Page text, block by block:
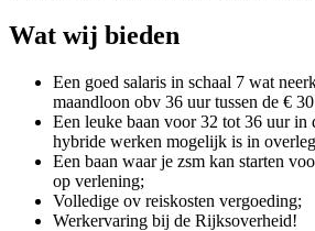
Wat wij bieden
Een goed salaris in schaal 7 wat
maandloon obv 36 uur tussen de €
Een leuke baan voor 32 tot 36 uur in
hybride werken mogelijk is in
Een baan waar je zsm kan starten
op verlening;
Volledige ov reiskosten vergoeding;
Werkervaring bij de Rijksoverheid!